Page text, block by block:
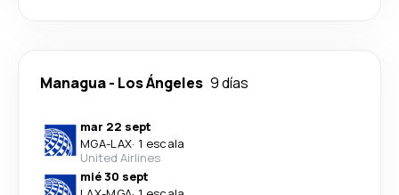
Managua- Los Ángeles 9 días
mar 22 sept
MGA-LAX· 1 escala
United Airlines
mié 30 sept